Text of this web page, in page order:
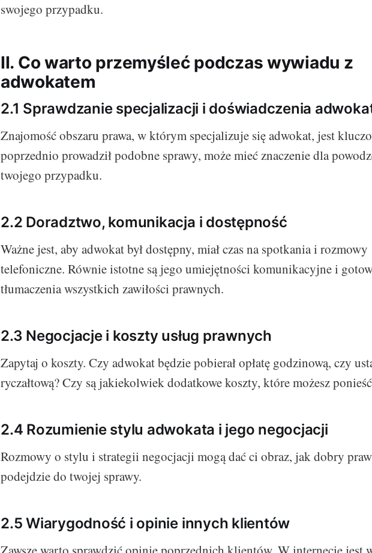
swojego przypadku.
II. Co warto przemyśleć podczas wywiadu z
adwokatem
2.1 Sprawdzanie specjalizacji i doświadczenia
Znajomość obszaru prawa, w którym specjalizuje się adwokat, jest
poprzednio prowadził podobne sprawy, może mieć znaczenie dla
twojego przypadku.
2.2 Doradztwo, komunikacja i dostępność
Ważne jest, aby adwokat był dostępny, miał czas na spotkania i rozmowy
telefoniczne. Równie istotne są jego umiejętności komunikacyjne i
tłumaczenia wszystkich zawiłości prawnych.
2.3 Negocjacje i koszty usług prawnych
Zapytaj o koszty. Czy adwokat będzie pobierał opłatę godzinową, czy
ryczałtową? Czy są jakiekolwiek dodatkowe koszty, które możesz
2.4 Rozumienie stylu adwokata i jego negocjacji
Rozmowy o stylu i strategii negocjacji mogą dać ci obraz, jak dobry
podejdzie do twojej sprawy.
2.5 Wiarygodność i opinie innych klientów